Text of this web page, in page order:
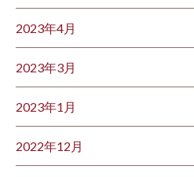
2023年4月
2023年3月
2023年1月
2022年12月